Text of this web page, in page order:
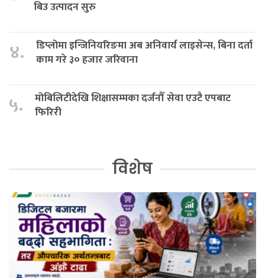
बिउ उत्पादन सुरु
४.
डिप्लोमा इन्जिनियरिङमा अब अनिवार्य लाइसेन्स, बिना दर्ता
काम गरे ३० हजार जरिवाना
५.
मोबिलिटीदेखि शिक्षासम्मका दर्जनौँ सेवा एउटै एपबाट
फिरिरी
विशेष